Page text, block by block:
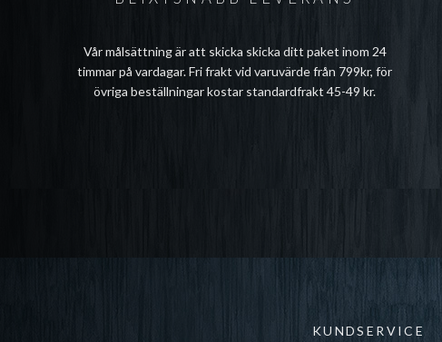
Vår målsättning är att skicka skicka ditt paket inom 24
timmar på vardagar. Fri frakt vid varuvärde från 799kr, för
övriga beställningar kostar standardfrakt 45-49 kr.
KUNDSERVICE